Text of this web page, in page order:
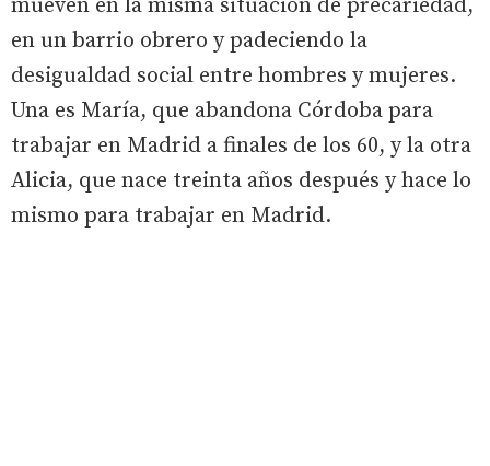
mueven en la misma situación de precariedad,
en un barrio obrero y padeciendo la
desigualdad social entre hombres y mujeres.
Una es María, que abandona Córdoba para
trabajar en Madrid a finales de los 60, y la otra
Alicia, que nace treinta años después y hace lo
mismo para trabajar en Madrid.